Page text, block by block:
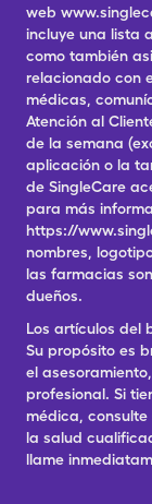
web
incluye una lista
como también
relacionado con
médicas,
Atención al
de la semana
aplicación o la
de SingleCare
para más
https://
nombres,
las farmacias
dueños.
Los artículos del
Su propósito es
el
profesional. Si
médica,
la salud
llame